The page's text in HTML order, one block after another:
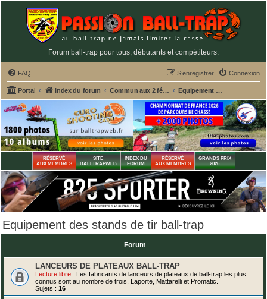
Forum ball-trap pour tous, débutants et compétiteurs.
FAQ Connexion
S’enregistrer
Portal Index du forum Commun aux 2 fédérations ball-trap FFBT et FFT Equipement des stands de tir ball-trap
RÉSERVÉ
AUX MEMBRES
SITE
BALLTRAPWEB
INDEX DU
FORUM
RÉSERVÉ
AUX MEMBRES
GRANDS PRIX
2026
Equipement des stands de tir ball-trap
Forum
LANCEURS DE PLATEAUX BALL-TRAP
Lecture libre : Les fabricants de lanceurs de plateaux de ball-trap les plus
connus sont au nombre de trois, Laporte, Mattarelli et Promatic.
Sujets : 16